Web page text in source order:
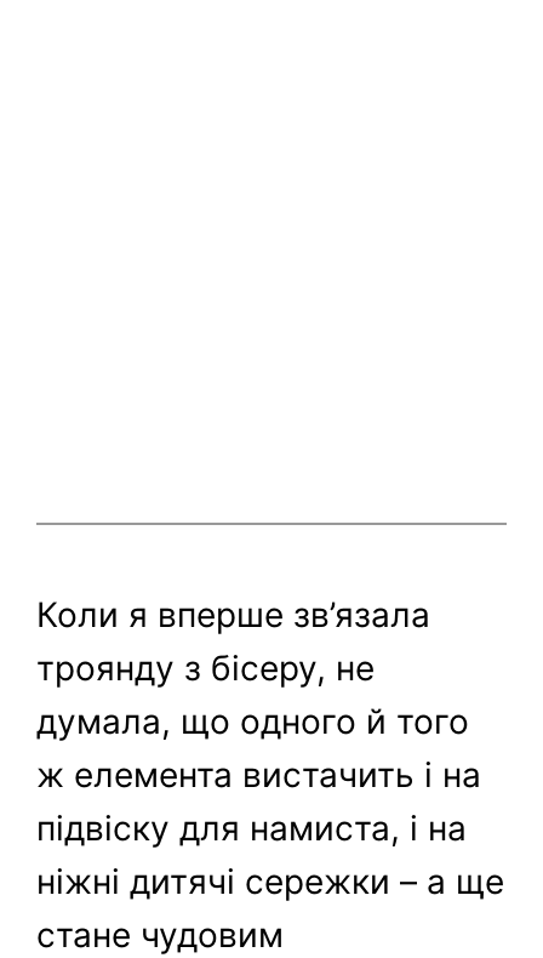
Коли я вперше зв’язала
троянду з бісеру, не
думала, що одного й того
ж елемента вистачить і на
підвіску для намиста, і на
ніжні дитячі сережки – а ще
стане чудовим